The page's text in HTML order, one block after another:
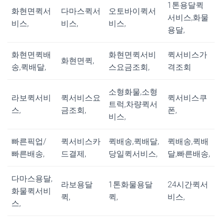
화현면퀵서
비스,
다마스퀵서
비스,
오토바이퀵서
비스,
1톤용달퀵
서비스,화물
용달,
화현면퀵배
송,퀵배달,
화현면퀵,
화현면퀵서비
스요금조회,
퀵서비스가
격조회
라보퀵서비
스,
퀵서비스요
금조회,
소형화물,소형
트럭,차량퀵서
비스,
퀵서비스쿠
폰,
빠른픽업/
빠른배송,
퀵서비스카
드결제,
퀵배송,퀵배달,
당일퀵서비스,
퀵배송,퀵배
달,빠른배송,
다마스용달,
화물퀵서비
스,
라보용달
퀵,
1톤화물용달
퀵,
24시간퀵서
비스,